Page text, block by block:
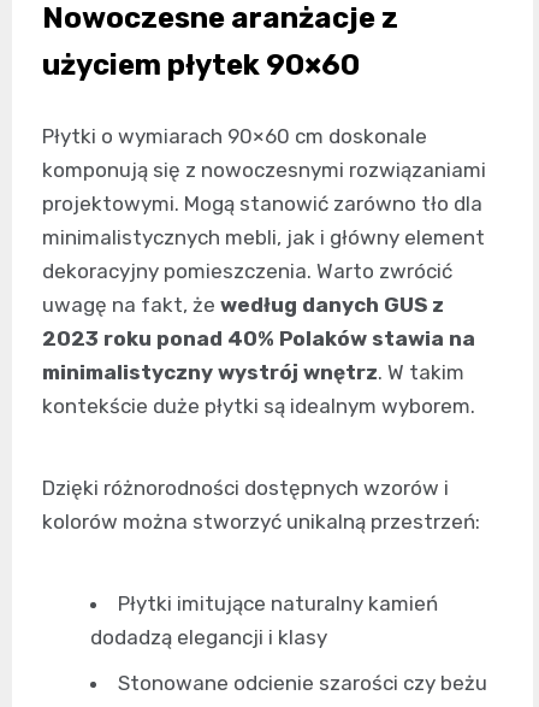
Nowoczesne aranżacje z
użyciem płytek 90×60
Płytki o wymiarach 90×60 cm doskonale
komponują się z nowoczesnymi rozwiązaniami
projektowymi. Mogą stanowić zarówno tło dla
minimalistycznych mebli, jak i główny element
dekoracyjny pomieszczenia. Warto zwrócić
uwagę na fakt, że według danych GUS z
2023 roku ponad 40% Polaków stawia na
minimalistyczny wystrój wnętrz. W takim
kontekście duże płytki są idealnym wyborem.
Dzięki różnorodności dostępnych wzorów i
kolorów można stworzyć unikalną przestrzeń:
Płytki imitujące naturalny kamień
dodadzą elegancji i klasy
Stonowane odcienie szarości czy beżu